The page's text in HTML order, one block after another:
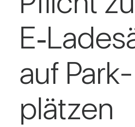
auf Park­
plätzen